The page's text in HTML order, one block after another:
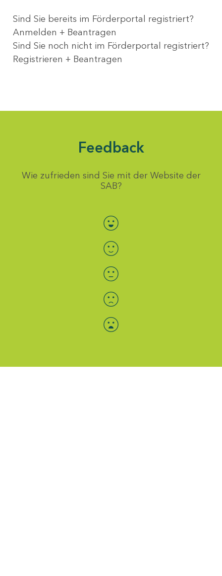
Sind Sie bereits im Förderportal registriert?
Anmelden + Beantragen
Sind Sie noch nicht im Förderportal registriert?
Registrieren + Beantragen
Feedback
Wie zufrieden sind Sie mit der Website der
SAB?
Bewertung auswählen